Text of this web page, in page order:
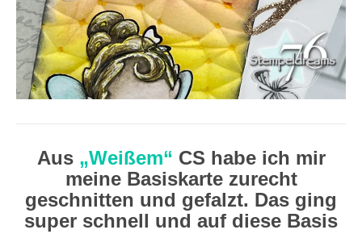
Aus „Weißem“ CS habe ich mir
meine Basiskarte zurecht
geschnitten und gefalzt. Das ging
super schnell und auf diese Basis